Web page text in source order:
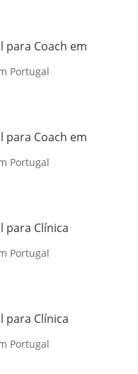
para Coach em
Portugal
para Coach em
Portugal
para Clínica
Portugal
para Clínica
Portugal